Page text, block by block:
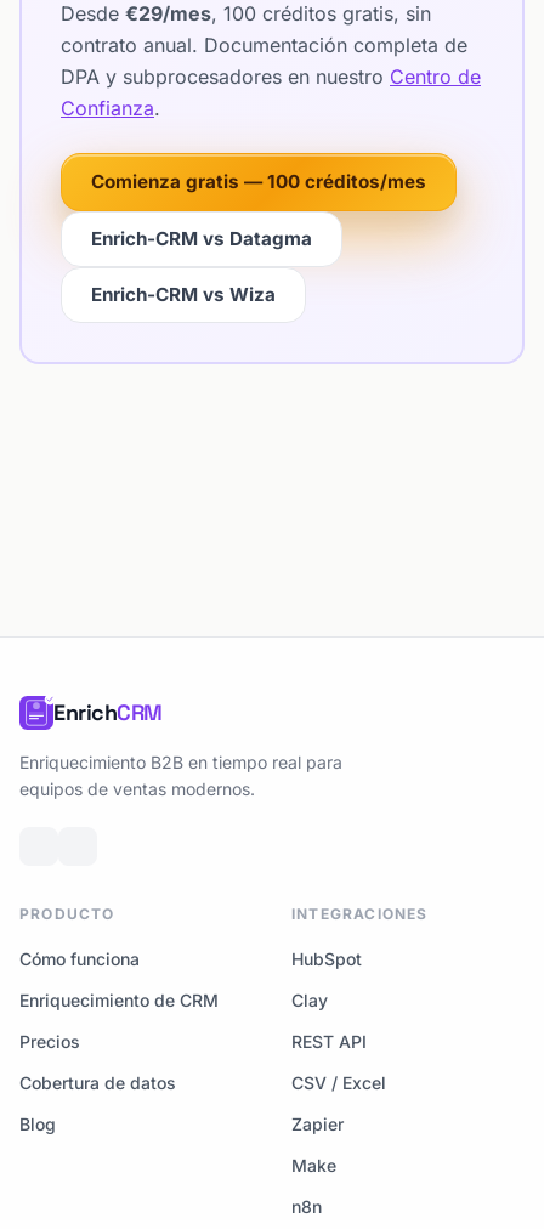
Desde €29/mes, 100 créditos gratis, sin
contrato anual. Documentación completa de
DPA y subprocesadores en nuestro Centro de
Confianza.
Comienza gratis — 100 créditos/mes
Enrich-CRM vs Datagma
Enrich-CRM vs Wiza
EnrichCRM
Enriquecimiento B2B en tiempo real para
equipos de ventas modernos.
PRODUCTO
Cómo funciona
Enriquecimiento de CRM
Precios
Cobertura de datos
Blog
INTEGRACIONES
HubSpot
Clay
REST API
CSV / Excel
Zapier
Make
n8n